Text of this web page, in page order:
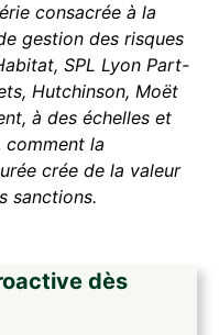
consacrée à la
gestion des risques
SPL Lyon Part-
Hutchinson, Moët
à des échelles et
la
crée de la valeur
sanctions.
dès